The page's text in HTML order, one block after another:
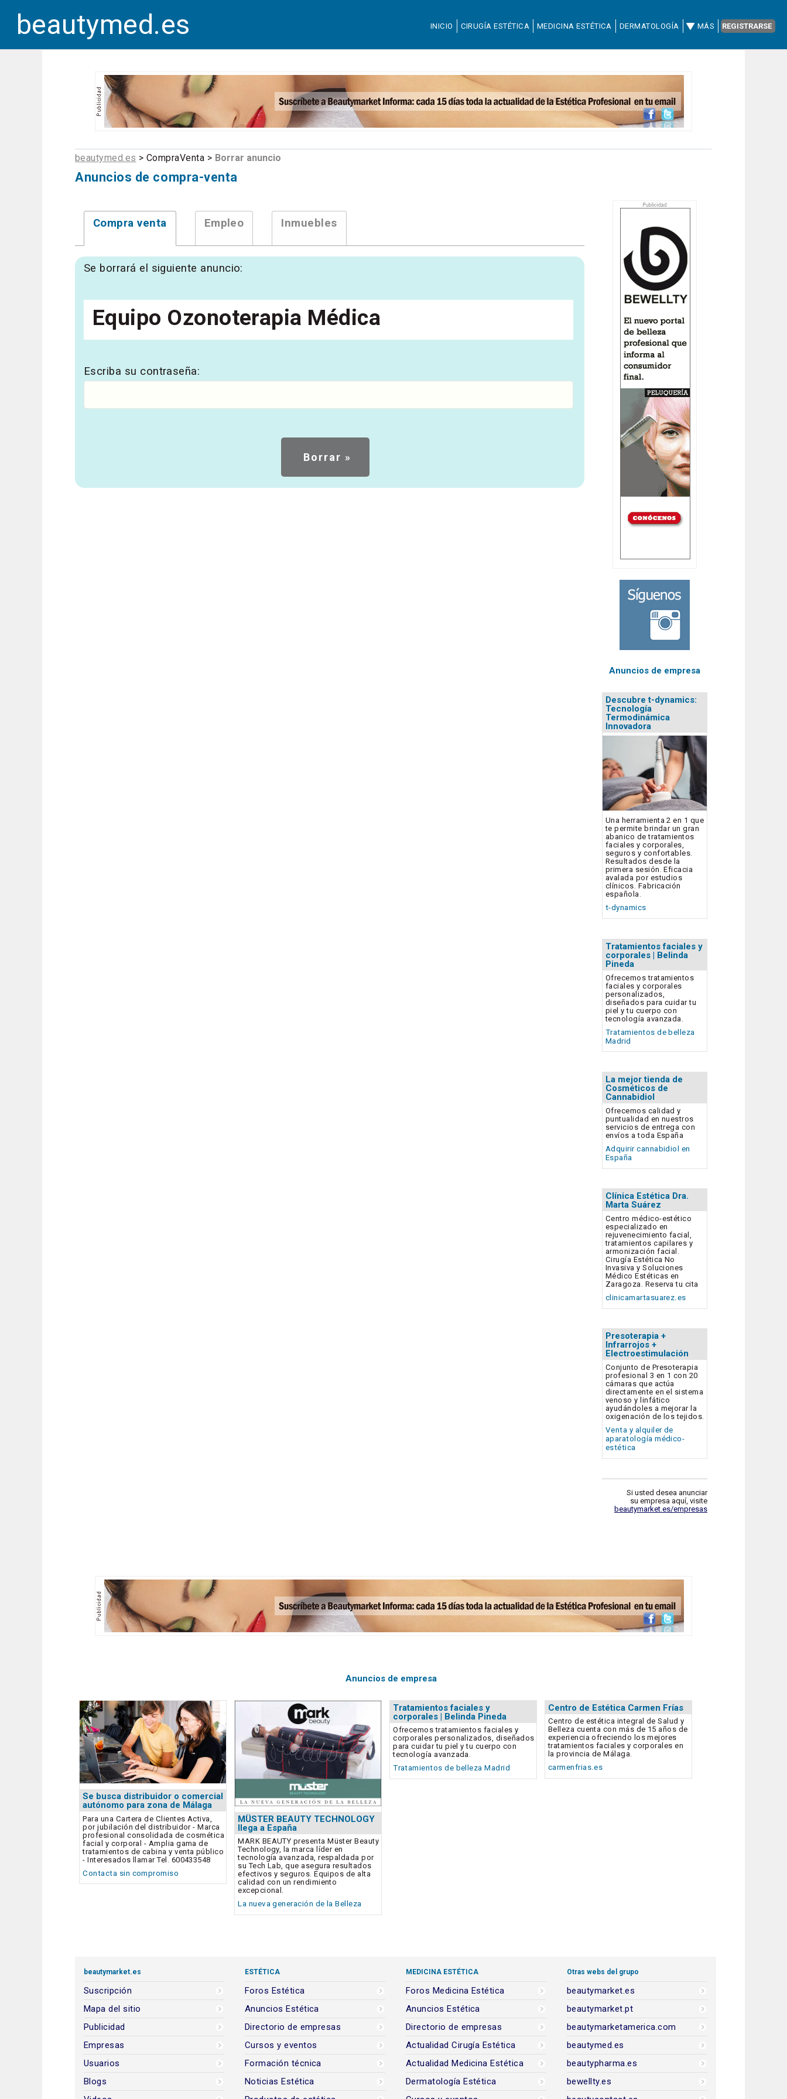
beautymed.es INICIO CIRUGÍA ESTÉTICA MEDICINA ESTÉTICA DERMATOLOGÍA MÁS REGISTRARSE
beautymed.es > CompraVenta > Borrar anuncio
Anuncios de compra-venta
Compra venta Empleo Inmuebles
Se borrará el siguiente anuncio:
Equipo Ozonoterapia Médica
Escriba su contraseña:
Anuncios de empresa
Descubre t-dynamics:
Tecnología
Termodinámica
Innovadora
Una herramienta 2 en 1 que
te permite brindar un gran
abanico de tratamientos
faciales y corporales,
seguros y confortables.
Resultados desde la
primera sesión. Eficacia
avalada por estudios
clínicos. Fabricación
española.
t-dynamics
Tratamientos faciales y
corporales | Belinda
Pineda
Ofrecemos tratamientos
faciales y corporales
personalizados,
diseñados para cuidar tu
piel y tu cuerpo con
tecnología avanzada.
Tratamientos de belleza
Madrid
La mejor tienda de
Cosméticos de
Cannabidiol
Ofrecemos calidad y
puntualidad en nuestros
servicios de entrega con
envíos a toda España
Adquirir cannabidiol en
España
Clínica Estética Dra.
Marta Suárez
Centro médico-estético
especializado en
rejuvenecimiento facial,
tratamientos capilares y
armonización facial.
Cirugía Estética No
Invasiva y Soluciones
Médico Estéticas en
Zaragoza. Reserva tu cita
clinicamartasuarez.es
Presoterapia +
Infrarrojos +
Electroestimulación
Conjunto de Presoterapia
profesional 3 en 1 con 20
cámaras que actúa
directamente en el sistema
venoso y linfático
ayudándoles a mejorar la
oxigenación de los tejidos.
Venta y alquiler de
aparatología médico-
estética
Si usted desea anunciar
su empresa aquí, visite
beautymarket.es/empresas
Anuncios de empresa
Se busca distribuidor o comercial
autónomo para zona de Málaga
Para una Cartera de Clientes Activa,
por jubilación del distribuidor - Marca
profesional consolidada de cosmética
facial y corporal - Amplia gama de
tratamientos de cabina y venta público
- Interesados llamar Tel. 600433548
Contacta sin compromiso
MÜSTER BEAUTY TECHNOLOGY
llega a España
MARK BEAUTY presenta Müster Beauty
Technology, la marca líder en
tecnología avanzada, respaldada por
su Tech Lab, que asegura resultados
efectivos y seguros. Equipos de alta
calidad con un rendimiento
excepcional.
La nueva generación de la Belleza
Tratamientos faciales y
corporales | Belinda Pineda
Ofrecemos tratamientos faciales y
corporales personalizados, diseñados
para cuidar tu piel y tu cuerpo con
tecnología avanzada.
Tratamientos de belleza Madrid
Centro de Estética Carmen Frías
Centro de estética integral de Salud y
Belleza cuenta con más de 15 años de
experiencia ofreciendo los mejores
tratamientos faciales y corporales en
la provincia de Málaga.
carmenfrias.es
beautymarket.es
Suscripción
Mapa del sitio
Publicidad
Empresas
Usuarios
Blogs
ESTÉTICA
Foros Estética
Anuncios Estética
Directorio de empresas
Cursos y eventos
Formación técnica
Noticias Estética
MEDICINA ESTÉTICA
Foros Medicina Estética
Anuncios Estética
Directorio de empresas
Actualidad Cirugía Estética
Actualidad Medicina Estética
Dermatología Estética
Otras webs del grupo
beautymarket.es
beautymarket.pt
beautymarketamerica.com
beautymed.es
beautypharma.es
bewellty.es